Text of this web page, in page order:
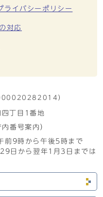
ライバシーポリシー
対応
）
丁目1番地
内番号案内）
前9時から午後5時まで
日から翌年1月3日までは